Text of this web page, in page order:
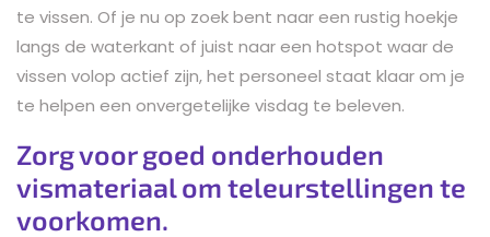
te vissen. Of je nu op zoek bent naar een rustig hoekje
langs de waterkant of juist naar een hotspot waar de
vissen volop actief zijn, het personeel staat klaar om je
te helpen een onvergetelijke visdag te beleven.
Zorg voor goed onderhouden
vismateriaal om teleurstellingen te
voorkomen.